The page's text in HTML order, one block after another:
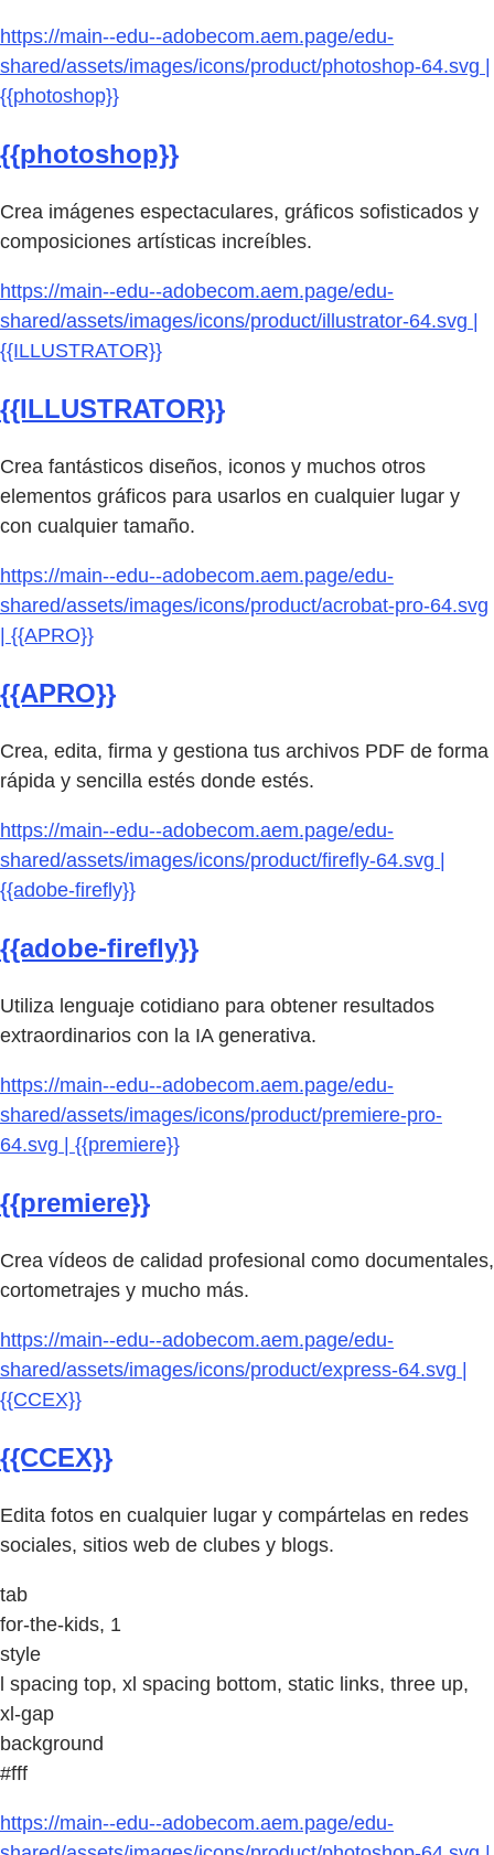
https://main--edu--adobecom.aem.page/edu-
shared/assets/images/icons/product/photoshop-64.svg |
{{photoshop}}
{{photoshop}}
Crea imágenes espectaculares, gráficos sofisticados y
composiciones artísticas increíbles.
https://main--edu--adobecom.aem.page/edu-
shared/assets/images/icons/product/illustrator-64.svg |
{{ILLUSTRATOR}}
{{ILLUSTRATOR}}
Crea fantásticos diseños, iconos y muchos otros
elementos gráficos para usarlos en cualquier lugar y
con cualquier tamaño.
https://main--edu--adobecom.aem.page/edu-
shared/assets/images/icons/product/acrobat-pro-64.svg
| {{APRO}}
{{APRO}}
Crea, edita, firma y gestiona tus archivos PDF de forma
rápida y sencilla estés donde estés.
https://main--edu--adobecom.aem.page/edu-
shared/assets/images/icons/product/firefly-64.svg |
{{adobe-firefly}}
{{adobe-firefly}}
Utiliza lenguaje cotidiano para obtener resultados
extraordinarios con la IA generativa.
https://main--edu--adobecom.aem.page/edu-
shared/assets/images/icons/product/premiere-pro-
64.svg | {{premiere}}
{{premiere}}
Crea vídeos de calidad profesional como documentales,
cortometrajes y mucho más.
https://main--edu--adobecom.aem.page/edu-
shared/assets/images/icons/product/express-64.svg |
{{CCEX}}
{{CCEX}}
Edita fotos en cualquier lugar y compártelas en redes
sociales, sitios web de clubes y blogs.
tab
for-the-kids, 1
style
l spacing top, xl spacing bottom, static links, three up,
xl-gap
background
#fff
https://main--edu--adobecom.aem.page/edu-